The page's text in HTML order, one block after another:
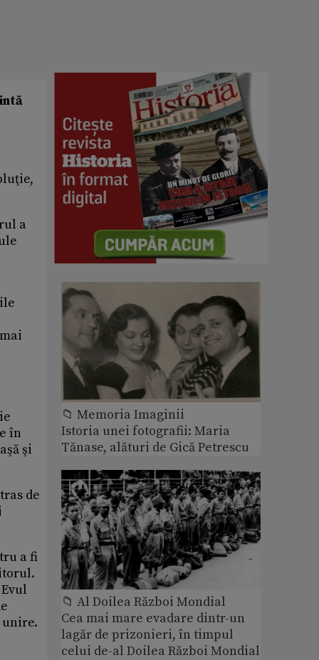
a
în
şi
de
a fi
📁 Memoria Imaginii
Istoria unei fotografii: Maria
Tănase, alături de Gică Petrescu
📁 Al Doilea Război Mondial
Cea mai mare evadare dintr-un
lagăr de prizonieri, în timpul
celui de-al Doilea Război Mondial